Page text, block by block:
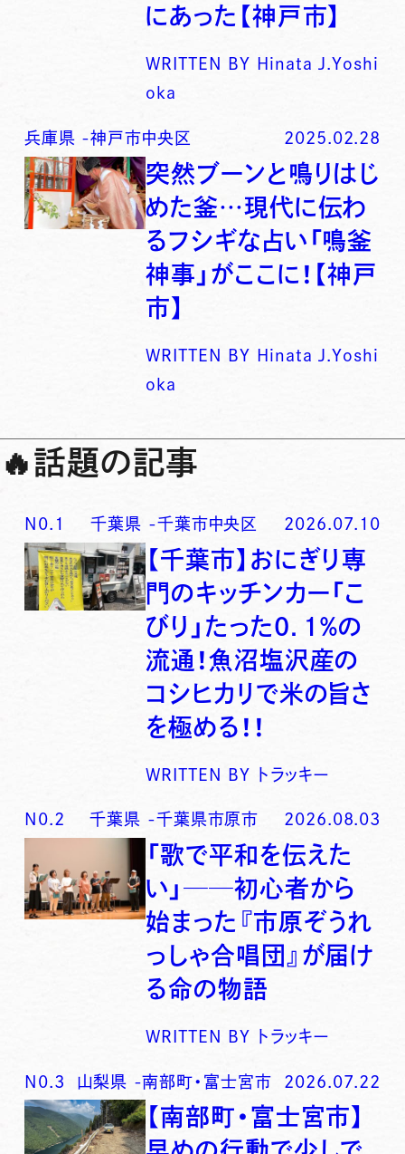
にあった【神戸市】
WRITTEN BY Hinata J.Yoshi
oka
兵庫県 -神戸市中央区 2025.02.28
突然ブーンと鳴りはじ
めた釜…現代に伝わ
るフシギな占い「鳴釜
神事」がここに！【神戸
市】
WRITTEN BY Hinata J.Yoshi
oka
🔥話題の記事
N0. 1 千葉県 -千葉市中央区 2026.07.10
【千葉市】おにぎり専
門のキッチンカー「こ
びり」たった0．1％の
流通！魚沼塩沢産の
コシヒカリで米の旨さ
を極める！！
WRITTEN BY トラッキー
N0. 2 千葉県 -千葉県市原市 2026.08.03
「歌で平和を伝えた
い」──初心者から
始まった『市原ぞうれ
っしゃ合唱団』が届け
る命の物語
WRITTEN BY トラッキー
N0. 3 山梨県 -南部町・富士宮市 2026.07.22
【南部町・富士宮市】